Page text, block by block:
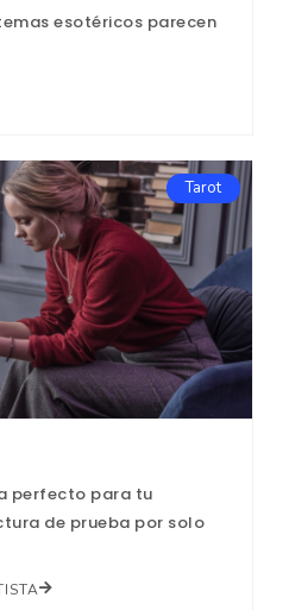
esotéricos parecen
Tarot
perfecto para tu
de prueba por solo